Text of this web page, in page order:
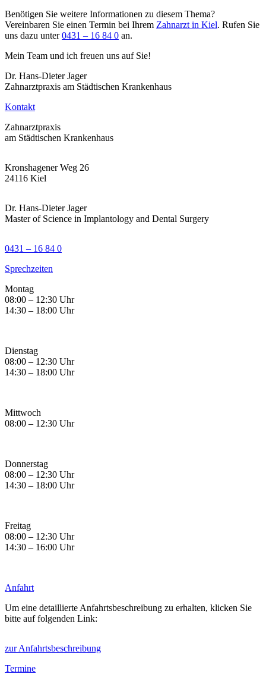
Benötigen Sie weitere Informationen zu diesem Thema?
Vereinbaren Sie einen Termin bei Ihrem Zahnarzt in Kiel. Rufen Sie
uns dazu unter0431 – 16 84 0 an.
Mein Team und ich freuen uns auf Sie!
Dr. Hans-Dieter Jager
Zahnarztpraxis am Städtischen Krankenhaus
Kontakt
Zahnarztpraxis
am Städtischen Krankenhaus
Kronshagener Weg 26
24116 Kiel
Dr. Hans-Dieter Jager
Master of Science in Implantology and Dental Surgery
0431 – 16 84 0
Sprechzeiten
Montag
08:00 – 12:30 Uhr
14:30 – 18:00 Uhr
Dienstag
08:00 – 12:30 Uhr
14:30 – 18:00 Uhr
Mittwoch
08:00 – 12:30 Uhr
Donnerstag
08:00 – 12:30 Uhr
14:30 – 18:00 Uhr
Freitag
08:00 – 12:30 Uhr
14:30 – 16:00 Uhr
Anfahrt
Um eine detaillierte Anfahrtsbeschreibung zu erhalten, klicken Sie
bitte auf folgenden Link:
zur Anfahrtsbeschreibung
Termine